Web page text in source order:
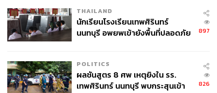
THAILAND
นักเรียนโรงเรียนเทพศิรินทร์
นนทบุรี อพยพเข้ายังพื้นที่ปลอดภัย
897
POLITICS
ผลชันสูตร 8 ศพ เหตุยิงใน รร.
เทพศิรินทร์ นนทบุรี พบกระสุนเข้า
826